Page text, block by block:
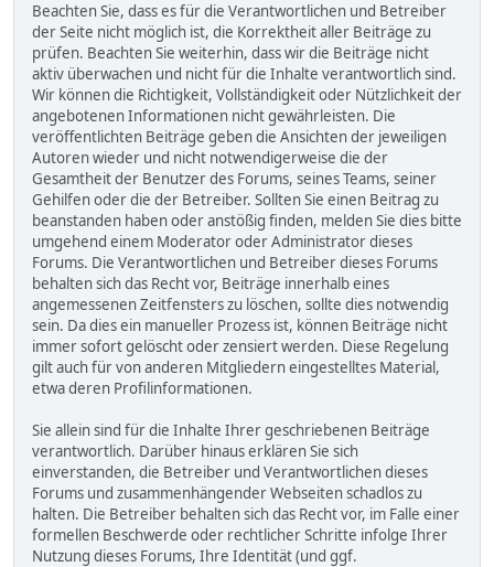
Beachten Sie, dass es für die Verantwortlichen und Betreiber
der Seite nicht möglich ist, die Korrektheit aller Beiträge zu
prüfen. Beachten Sie weiterhin, dass wir die Beiträge nicht
aktiv überwachen und nicht für die Inhalte verantwortlich sind.
Wir können die Richtigkeit, Vollständigkeit oder Nützlichkeit der
angebotenen Informationen nicht gewährleisten. Die
veröffentlichten Beiträge geben die Ansichten der jeweiligen
Autoren wieder und nicht notwendigerweise die der
Gesamtheit der Benutzer des Forums, seines Teams, seiner
Gehilfen oder die der Betreiber. Sollten Sie einen Beitrag zu
beanstanden haben oder anstößig finden, melden Sie dies bitte
umgehend einem Moderator oder Administrator dieses
Forums. Die Verantwortlichen und Betreiber dieses Forums
behalten sich das Recht vor, Beiträge innerhalb eines
angemessenen Zeitfensters zu löschen, sollte dies notwendig
sein. Da dies ein manueller Prozess ist, können Beiträge nicht
immer sofort gelöscht oder zensiert werden. Diese Regelung
gilt auch für von anderen Mitgliedern eingestelltes Material,
etwa deren Profilinformationen.
Sie allein sind für die Inhalte Ihrer geschriebenen Beiträge
verantwortlich. Darüber hinaus erklären Sie sich
einverstanden, die Betreiber und Verantwortlichen dieses
Forums und zusammenhängender Webseiten schadlos zu
halten. Die Betreiber behalten sich das Recht vor, im Falle einer
formellen Beschwerde oder rechtlicher Schritte infolge Ihrer
Nutzung dieses Forums, Ihre Identität (und ggf.